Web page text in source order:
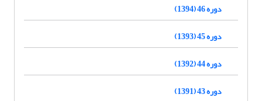
دوره 46 (1394)
دوره 45 (1393)
دوره 44 (1392)
دوره 43 (1391)